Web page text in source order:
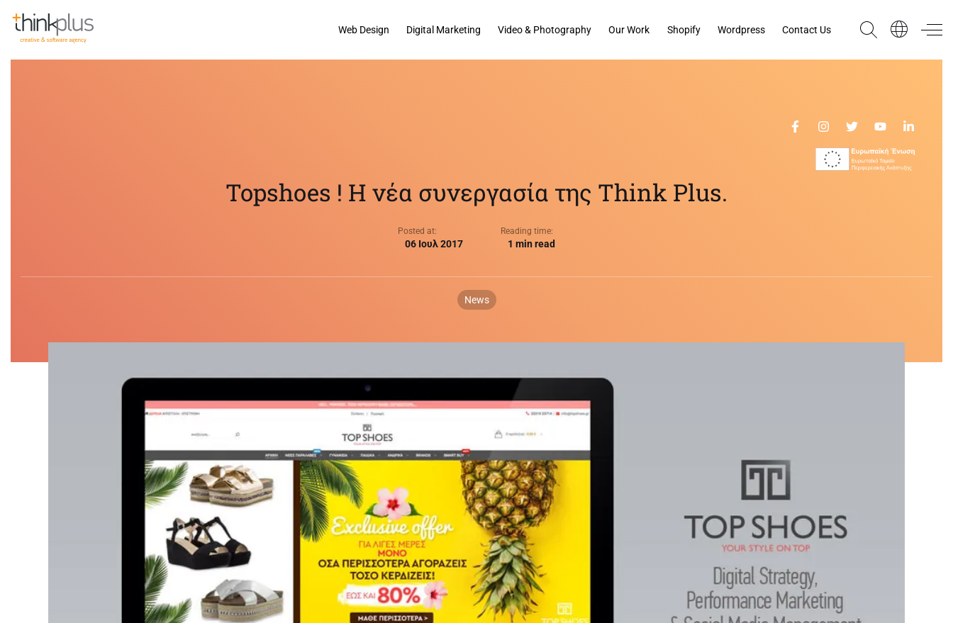
Think Plus
Web Design
Digital Marketing Video & Photography Our Work Shopify Wordpress Contact Us
Topshoes ! H νέα συνεργασία της Think Plus.
Posted at:
06 Ιουλ 2017
Reading time:
1 min read
News